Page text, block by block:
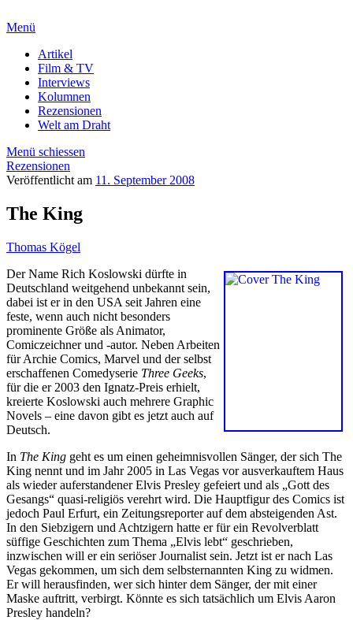
Menü
Artikel
Film & TV
Interviews
Kolumnen
Rezensionen
Welt am Draht
Menü schiessen
Rezensionen
Veröffentlicht am 11. September 2008
The King
Thomas Kögel
Der Name Rich Koslowski dürfte in
Deutschland weitgehend unbekannt sein,
dabei ist er in den USA seit Jahren eine
feste, wenn auch nicht besonders
prominente Größe als Animator,
Comiczeichner und -autor. Neben Arbeiten
für Archie Comics, Marvel und der selbst
erschaffenen Comedyserie Three Geeks,
für die er 2003 den Ignatz-Preis erhielt,
kreierte Koslowski auch mehrere Graphic
Novels – eine davon gibt es jetzt auch auf
Deutsch.
In The King geht es um einen geheimnisvollen Sänger, der sich The
King nennt und im Jahr 2005 in Las Vegas vor ausverkauftem Haus
als wieder auferstandener Elvis Presley gefeiert und als „Gott des
Gesangs“ quasi-religiös verehrt wird. Die Hauptfigur des Comics ist
jedoch Paul Erfurt, ein Zeitungsreporter auf dem absteigenden Ast.
In den Siebzigern und Achtzigern hatte er für ein Revolverblatt
süffige Geschichten zum Thema „Elvis lebt“ geschrieben,
inzwischen will er ein seriöser Journalist sein. Jetzt ist er nach Las
Vegas gekommen, um sich dem selbsternannten King zu widmen.
Er will herausfinden, wer sich hinter dem Sänger, der mit einer
Maske auftritt, verbirgt. Könnte es sich tatsächlich um Elvis Aaron
Presley handeln?